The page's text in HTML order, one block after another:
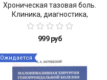
Хроническая тазовая боль.
Клиника, диагностика,
лечение
999 руб
Ожидается